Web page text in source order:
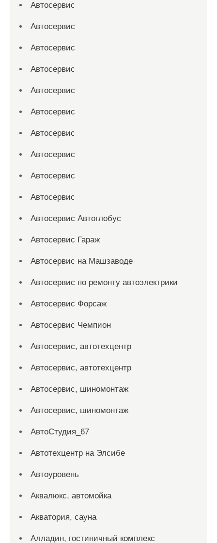
Автосервис
Автосервис
Автосервис
Автосервис
Автосервис
Автосервис
Автосервис
Автосервис
Автосервис
Автосервис
Автосервис Автоглобус
Автосервис Гараж
Автосервис на Машзаводе
Автосервис по ремонту автоэлектрики
Автосервис Форсаж
Автосервис Чемпион
Автосервис, автотехцентр
Автосервис, автотехцентр
Автосервис, шиномонтаж
Автосервис, шиномонтаж
АвтоСтудия_67
Автотехцентр на Элсибе
Автоуровень
Аквалюкс, автомойка
Акватория, сауна
Алладин, гостиничный комплекс